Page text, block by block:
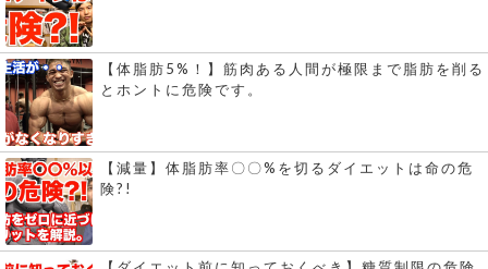
【体脂肪5%！】筋肉ある人間が極限まで脂肪を削る
とホントに危険です。
【減量】体脂肪率〇〇%を切るダイエットは命の危
険?!